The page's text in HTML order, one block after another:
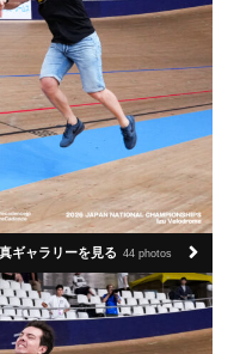
ギャラリーを見る 44 photos